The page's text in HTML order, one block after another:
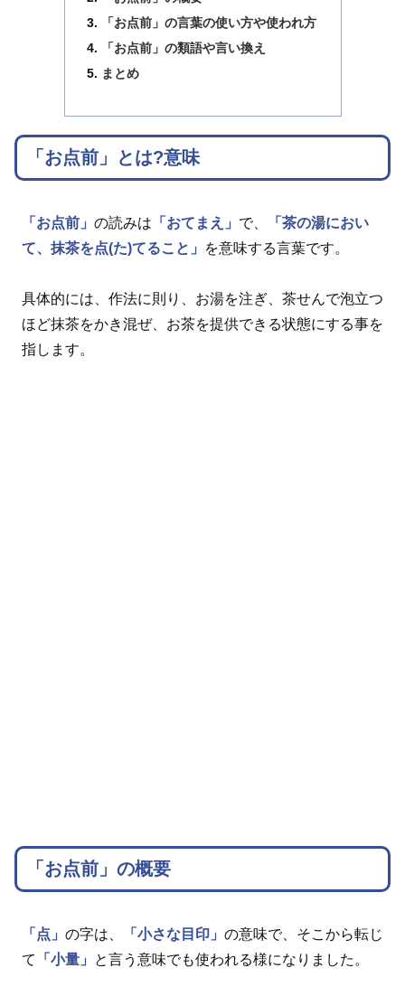
「お点前」の言葉の使い方や使われ方
「お点前」の類語や言い換え
まとめ
「お点前」とは?意味
「お点前」 の読みは 「おてまえ」 で、
「茶の湯におい
て、抹茶を点(た)てること」
を意味する言葉です。
具体的には、作法に則り、お湯を注ぎ、茶せんで泡立つ
ほど抹茶をかき混ぜ、お茶を提供できる状態にする事を
指します。
「お点前」の概要
「点」 の字は、 「小さな目印」 の意味で、そこから転じ
て
「小量」 と言う意味でも使われる様になりました。